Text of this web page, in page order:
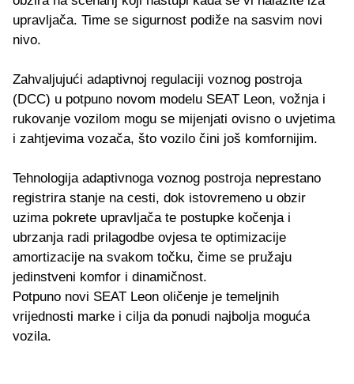
upravljača. Time se sigurnost podiže na sasvim novi
nivo.
Zahvaljujući adaptivnoj regulaciji voznog postroja
(DCC) u potpuno novom modelu SEAT Leon, vožnja i
rukovanje vozilom mogu se mijenjati ovisno o uvjetima
i zahtjevima vozača, što vozilo čini još komfornijim.
Tehnologija adaptivnoga voznog postroja neprestano
registrira stanje na cesti, dok istovremeno u obzir
uzima pokrete upravljača te postupke kočenja i
ubrzanja radi prilagodbe ovjesa te optimizacije
amortizacije na svakom točku, čime se pružaju
jedinstveni komfor i dinamičnost.
Potpuno novi SEAT Leon oličenje je temeljnih
vrijednosti marke i cilja da ponudi najbolja moguća
vozila.